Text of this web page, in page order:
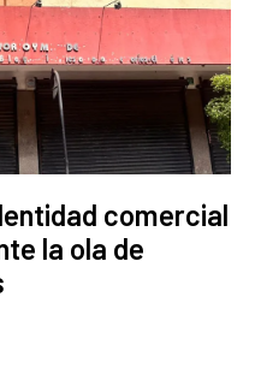
comercial
la ola de